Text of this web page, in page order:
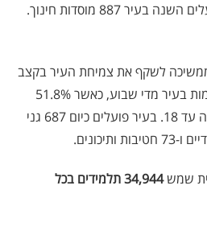
. בסך הכול פועלים השנה בעיר 887 מוסדות חינוך.
לשקף את צמיחת העיר בקצב
מהיר - מעל 100 לידות נרשמות בעיר מדי שבוע, כאשר 51.8%
מכלל התושבים הם בגיל לידה עד 18. בעיר פועלים כיום 687 גני
34,944 תלמידים בכל